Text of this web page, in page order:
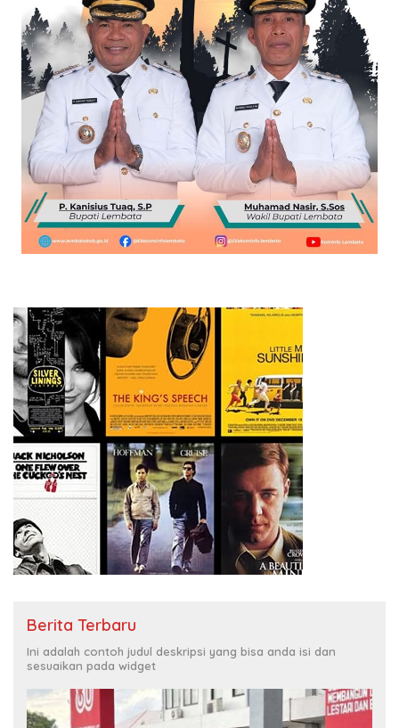
Berita Terbaru
Ini adalah contoh judul deskripsi yang bisa anda isi dan
sesuaikan pada widget